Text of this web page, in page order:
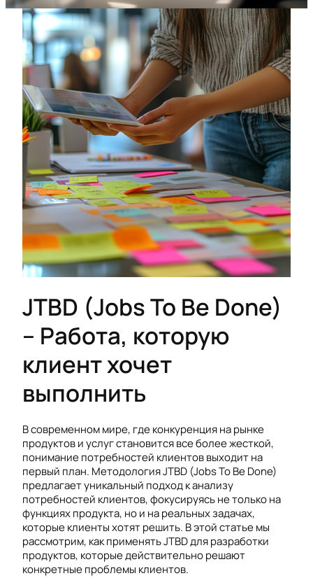
JTBD (Jobs To Be Done)
– Работа, которую
клиент хочет
выполнить
В современном мире, где конкуренция на рынке
продуктов и услуг становится все более жесткой,
понимание потребностей клиентов выходит на
первый план. Методология JTBD (Jobs To Be Done)
предлагает уникальный подход к анализу
потребностей клиентов, фокусируясь не только на
функциях продукта, но и на реальных задачах,
которые клиенты хотят решить. В этой статье мы
рассмотрим, как применять JTBD для разработки
продуктов, которые действительно решают
конкретные проблемы клиентов.